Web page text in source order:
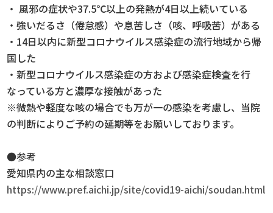
・ 風邪の症状や37.5℃以上の発熱が4日以上続いている
・強いだるさ（倦怠感）や息苦しさ（咳、呼吸苦）がある
・14日以内に新型コロナウイルス感染症の流行地域から帰
国した
・新型コロナウイルス感染症の方および感染症検査を行
なっている方と濃厚な接触があった
※微熱や軽度な咳の場合でも万が一の感染を考慮し、当院
の判断によりご予約の延期等をお願いしております。
●参考
愛知県内の主な相談窓口
https://www.pref.aichi.jp/site/covid19-aichi/soudan.html